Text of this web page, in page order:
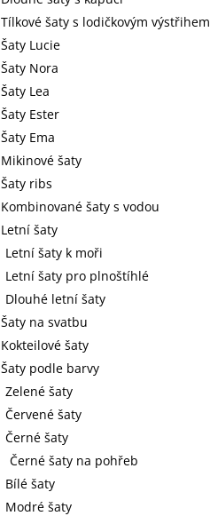
Tílkové šaty s lodičkovým výstřihem
Šaty Lucie
Šaty Nora
Šaty Lea
Šaty Ester
Šaty Ema
Mikinové šaty
Šaty ribs
Kombinované šaty s vodou
Letní šaty
Letní šaty k moři
Letní šaty pro plnoštíhlé
Dlouhé letní šaty
Šaty na svatbu
Kokteilové šaty
Šaty podle barvy
Zelené šaty
Červené šaty
Černé šaty
Černé šaty na pohřeb
Bílé šaty
Modré šaty